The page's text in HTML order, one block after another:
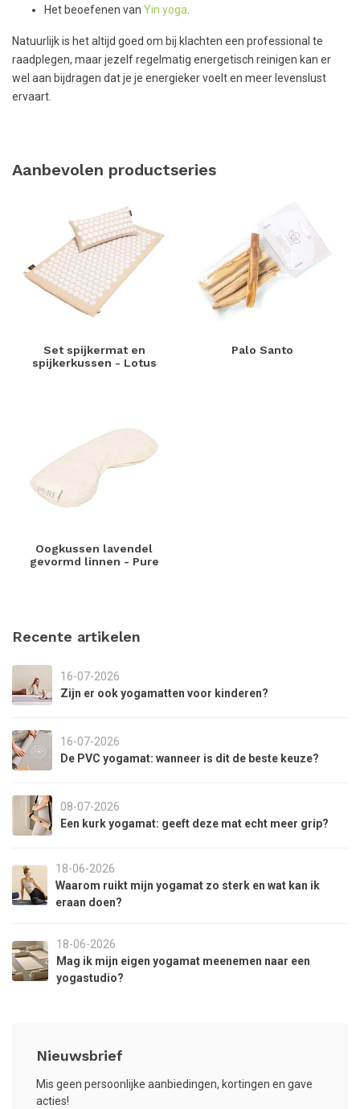
Het beoefenen van Yin yoga
Natuurlijk is het altijd goed om bij klachten een professional te
raadplegen, maar jezelf regelmatig energetisch reinigen kan er
wel aan bijdragen dat je je energieker voelt en meer levenslust
ervaart.
Aanbevolen productseries
Set spijkermat en
spijkerkussen - Lotus
Palo Santo
Oogkussen lavendel
gevormd linnen - Pure
Recente artikelen
16-07-2026
Zijn er ook yogamatten voor kinderen?
16-07-2026
De PVC yogamat: wanneer is dit de beste keuze?
08-07-2026
Een kurk yogamat: geeft deze mat echt meer grip?
18-06-2026
Waarom ruikt mijn yogamat zo sterk en wat kan ik
eraan doen?
18-06-2026
Mag ik mijn eigen yogamat meenemen naar een
yogastudio?
Nieuwsbrief
Mis geen persoonlijke aanbiedingen, kortingen en gave
acties!